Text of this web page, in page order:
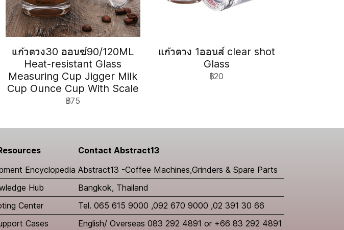
แก้วตวง30 ออนซ์90/120ML
Heat-resistant Glass
Measuring Cup Jigger Milk
Cup Ounce Cup With Scale
฿75
แก้วตวง 1ออนส์ clear shot
Glass
฿20
Encyclopedia
Hub
Center
Cases
Contact Abstract13
Abstract13 -Coffee Machines,Grinders & Spare Parts
Bangkok, Thailand
Tel. 065 615 9000 ,092 670 9000 ,02 391 30 66
English/ Overseas 083 292 4891 or +66 83 292 4891